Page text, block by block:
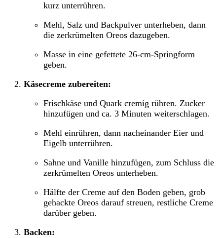
kurz unterrühren.
Mehl, Salz und Backpulver unterheben, dann
die zerkrümelten Oreos dazugeben.
Masse in eine gefettete 26-cm-Springform
geben.
Käsecreme zubereiten:
Frischkäse und Quark cremig rühren. Zucker
hinzufügen und ca. 3 Minuten weiterschlagen.
Mehl einrühren, dann nacheinander Eier und
Eigelb unterrühren.
Sahne und Vanille hinzufügen, zum Schluss die
zerkrümelten Oreos unterheben.
Hälfte der Creme auf den Boden geben, grob
gehackte Oreos darauf streuen, restliche Creme
darüber geben.
Backen: